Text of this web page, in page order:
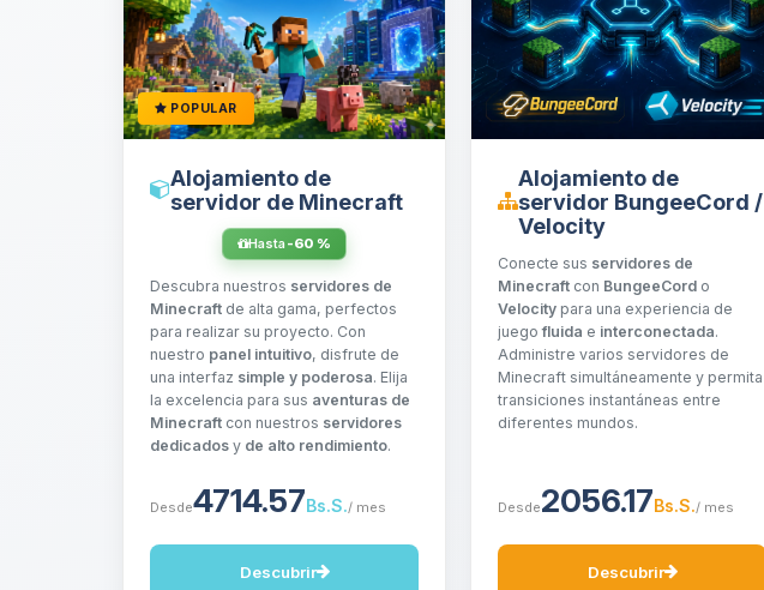
POPULAR
Alojamiento de
servidor de Minecraft
Hasta -60 %
Descubra nuestros servidores de
Minecraft de alta gama, perfectos
para realizar su proyecto. Con
nuestro panel intuitivo, disfrute de
una interfaz simple y poderosa. Elija
la excelencia para sus aventuras de
Minecraft con nuestros servidores
dedicados y de alto rendimiento.
Desde4714.57Bs.S./ mes
Descubrir
Alojamiento de
servidor BungeeCord /
Velocity
Conecte sus servidores de
Minecraft con BungeeCord o
Velocity para una experiencia de
juegofluida e interconectada.
Administre varios servidores de
Minecraft simultáneamente y permita
transiciones instantáneas entre
diferentes mundos.
Desde2056.17Bs.S./ mes
Descubrir